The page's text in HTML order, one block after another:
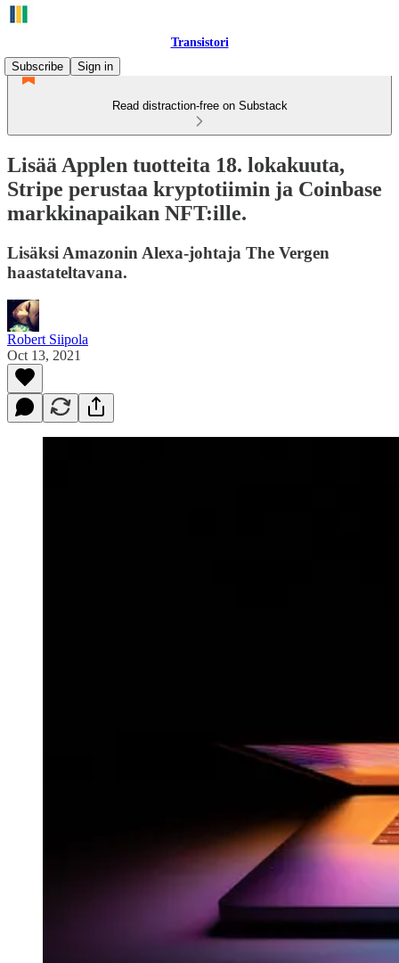
Transistori
Subscribe
Sign in
Read distraction-free on Substack
Lisää Applen tuotteita 18. lokakuuta,
Stripe perustaa kryptotiimin ja Coinbase
markkinapaikan NFT:ille.
Lisäksi Amazonin Alexa-johtaja The Vergen
haastateltavana.
Robert Siipola
Oct 13, 2021